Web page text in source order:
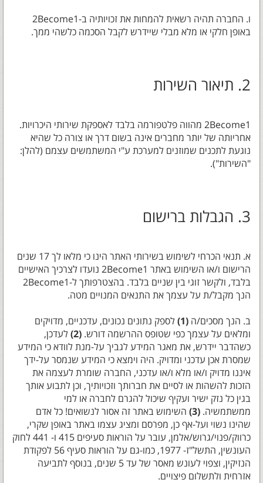
ו. החברה תהיה רשאית להמחות את זכויותיה ב-2Become1
באופן חלקי או מלא מבלי שיידרש לקבל הסכמה כלשהי ממך.
2. תיאור השירות
2Become1 מהווה פלטפורמה בלבד לאספקת שירותי היכרויות.
אחריותה של יותר מחברים אינה בשום דרך או צורה כל שהיא
נוגעת לתכנים שמוזנים למערכת ע"י המשתמשים עצמם (להלן:
"השירות").
3. הגבלות ברישום
א. תנאי הכרחי לשימוש בשירותי האתר הינו כי מלאו לך 17 שנים
הרישום ו/או השימוש באתר 2Become1 נועדו לצרכיך האישיים
בלבד, ולקשר זוגי בין שניים בלבד. בהצטרפותך ל-2Become1
הנך מקבל/ת על עצמך את התנאים המנויים מטה.
ב. הנך מסכים/ה (1)
לספק נתונים נכונים, עדכניים, מדויקים
ומלאים על עצמך כפי שטופס ההרשמה דורש. (2)
לעדכן,
כשהדבר יידרש, את מאגר המידע לגביך על-מנת לוודא כי המידע
שמסרת אכן עדכני ומדויק. היה וימצא כי המידע שנמסר על-ידך
איננו מדויק ו/או מלא ו/או עדכני, החברה שומרת לעצמה את
הזכות להשהות או לסיים את חברותך וזכויותיך, וכן לתבוע אותך
בגין כל נזק ישיר ועקיף שיכול להגרם לחברה או למי
ממשתמשיה. (3)
השימוש באתר זה אסור לנשואים! כל אדם
שהינו נשוי ועל-אף כן, מפרסם ומציג עצמו באתר באופן שקרי,
כרווק/פנוי/גרוש/אלמן, עובר על הוראות סעיפים 415 ו- 441 לחוק
העונשין, התשל"ז- 1977, כמו-גם על הוראות סעיף 56 לפקודת
הנזיקין, וצפוי לעונש מאסר של עד 5 שנים, בנוסף לתביעה
אזרחית ולתשלום פיצויים.